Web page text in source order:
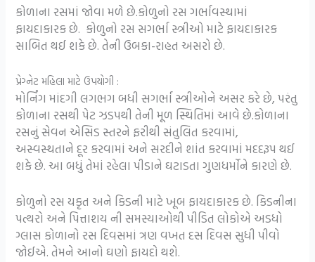
કોળાના રસમાં જોવા મળે છે.કોળુનો રસ ગર્ભાવસ્થામાં
ફાયદાકારક છે. કોળુનો રસ સગર્ભા સ્ત્રીઓ માટે ફાયદાકારક
સાબિત થઈ શકે છે. તેની ઉબકા-રાહત અસરો છે.
પ્રેગ્નેટ મહિલા માટે ઉપયોગી :
મોર્નિંગ માંદગી લગભગ બધી સગર્ભા સ્ત્રીઓને અસર કરે છે, પરંતુ
કોળાના રસથી પેટ ઝડપથી તેની મૂળ સ્થિતિમાં આવે છે.કોળાના
રસનું સેવન એસિડ સ્તરને ફરીથી સંતુલિત કરવામાં,
અસ્વસ્થતાને દૂર કરવામાં અને સરદીને શાંત કરવામાં મદદરૂપ થઈ
શકે છે. આ બધું તેમાં રહેલા પીડાને ઘટાડતા ગુણધર્મોને કારણે છે.
કોળુનો રસ યકૃત અને કિડની માટે ખૂબ ફાયદાકારક છે. કિડનીના
પત્થરો અને પિત્તાશય ની સમસ્યાઓથી પીડિત લોકોએ અડધો
ગ્લાસ કોળાનો રસ દિવસમાં ત્રણ વખત દસ દિવસ સુધી પીવો
જોઈએ. તેમને આનો ઘણો ફાયદો થશે.